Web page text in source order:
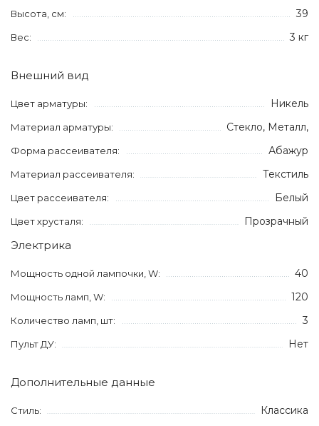
Высота, см: 39
Вес: 3 кг
Внешний вид
Цвет арматуры: Никель
Материал арматуры: Стекло, Металл,
Форма рассеивателя: Абажур
Материал рассеивателя: Текстиль
Цвет рассеивателя: Белый
Цвет хрусталя: Прозрачный
Электрика
Мощность одной лампочки, W: 40
Мощность ламп, W: 120
Количество ламп, шт: 3
Пульт ДУ: Нет
Дополнительные данные
Стиль: Классика